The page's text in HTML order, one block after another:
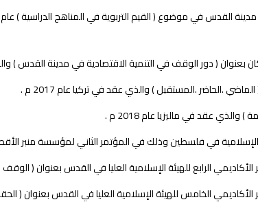
( دور الوقف في التنمية الاقتصادية في مدينة القدس ) والذي
.الحاضر .المستقبل ) والذي عقد في تركيا عام 2017 م .
عقد في ماليزيا عام 2018 م .
في فلسطين وذلك في المؤتمر الثاني لمؤسسة منبر الأقصى
الرابع للهيئة الإسلامية العليا في القدس بعنوان ( الوقف
الخامس للهيئة الإسلامية العليا في القدس بعنوان (